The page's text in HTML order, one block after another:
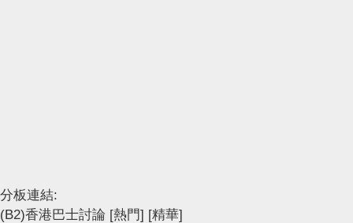
分板連結:
(B2)香港巴士討論 [熱門] [精華]